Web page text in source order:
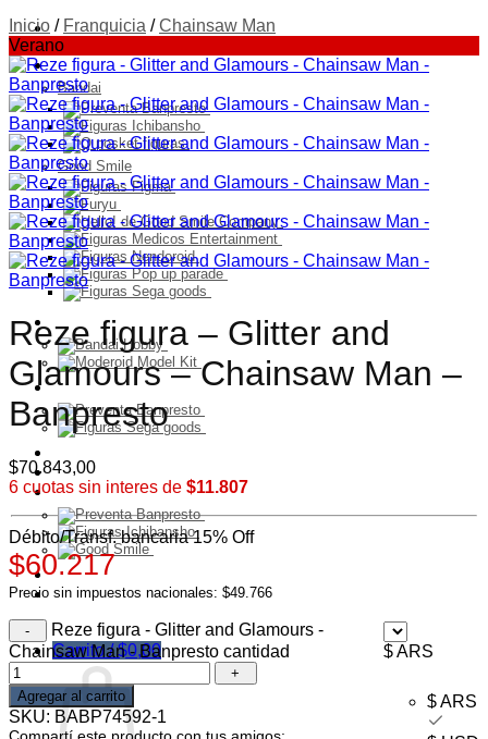
FIGURAS
Bandai
Good Smile
Model Kit
PELUCHES
Ultimos Ingresos
Preventa
Ofertas
Mayorista
$ ARS
$ ARS
Carrito /$0,00
Inicio / Franquicia / Chainsaw Man
Verano
Reze figura – Glitter and
Glamours – Chainsaw Man –
Banpresto
$70.843,00
6 cuotas sin interes de $11.807
Débito/Transf. bancaria 15% Off
$60.217
Precio sin impuestos nacionales: $49.766
Reze figura - Glitter and Glamours -
Chainsaw Man - Banpresto cantidad
Agregar al carrito
SKU: BABP74592-1